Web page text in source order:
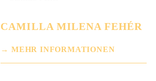
CAMILLA MILENA FEHÉR
MEHR INFORMATIONEN